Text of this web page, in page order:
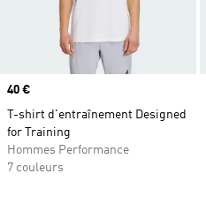
Prix
40 €
T-shirt d'entraînement Designed
for Training
Hommes Performance
7 couleurs